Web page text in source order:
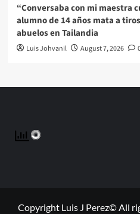
“Conversaba con mi maestra
alumno de 14 años mata a
abuelos en Tailandia
Luis Johvanil August 7, 2026
Copyright Luis J Perez© All